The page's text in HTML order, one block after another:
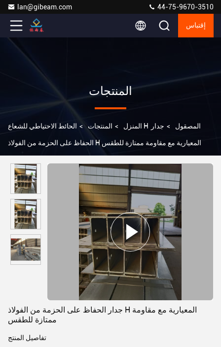
lan@gibeam.com 44-75-9670-3510
إقتباس
المنتجات
المنزل > المنتجات > الحائط الاحتياطي للشعاع H المصقول > جدار
الحفاظ على الحزمة من الفولاذ H المعيارية مع مقاومة ممتازة للطقس
جدار الحفاظ على الحزمة من الفولاذ H المعيارية مع مقاومة
ممتازة للطقس
تفاصيل المنتج